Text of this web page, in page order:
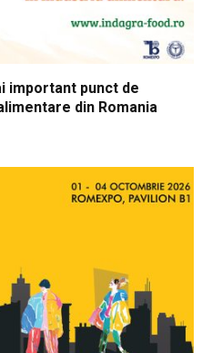
important punct de
din Romania